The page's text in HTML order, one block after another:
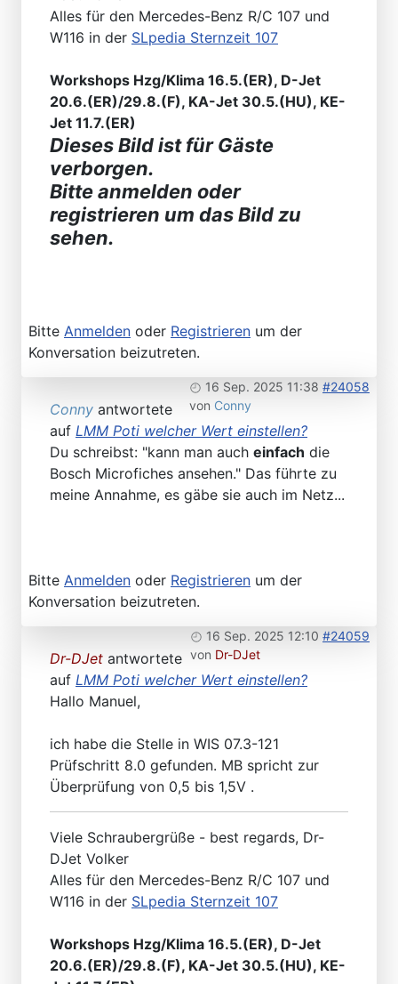
Alles für den Mercedes-Benz R/C 107 und
W116 in der SLpedia Sternzeit 107
Workshops Hzg/Klima 16.5.(ER), D-Jet
20.6.(ER)/29.8.(F), KA-Jet 30.5.(HU), KE-
Jet 11.7.(ER)
Dieses Bild ist für Gäste
verborgen.
Bitte anmelden oder
registrieren um das Bild zu
sehen.
Bitte Anmelden oder Registrieren um der
Konversation beizutreten.
16 Sep. 2025 11:38 #24058
von Conny
Conny antwortete
auf LMM Poti welcher Wert einstellen?
Du schreibst: "kann man auch einfach die
Bosch Microfiches ansehen." Das führte zu
meine Annahme, es gäbe sie auch im Netz...
Bitte Anmelden oder Registrieren um der
Konversation beizutreten.
16 Sep. 2025 12:10 #24059
von Dr-DJet
Dr-DJet antwortete
auf LMM Poti welcher Wert einstellen?
Hallo Manuel,
ich habe die Stelle in WIS 07.3-121
Prüfschritt 8.0 gefunden. MB spricht zur
Überprüfung von 0,5 bis 1,5V .
Viele Schraubergrüße - best regards, Dr-
DJet Volker
Alles für den Mercedes-Benz R/C 107 und
W116 in der SLpedia Sternzeit 107
Workshops Hzg/Klima 16.5.(ER), D-Jet
20.6.(ER)/29.8.(F), KA-Jet 30.5.(HU), KE-